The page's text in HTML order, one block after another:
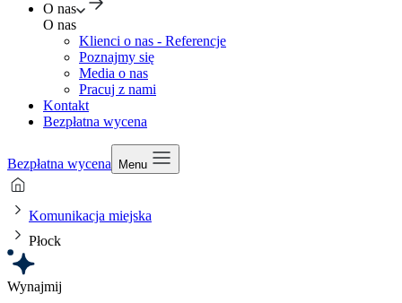
O nas
O nas
Klienci o nas - Referencje
Poznajmy się
Media o nas
Pracuj z nami
Kontakt
Bezpłatna wycena
Bezpłatna wycena Menu
Komunikacja miejska
Płock
Wynajmij